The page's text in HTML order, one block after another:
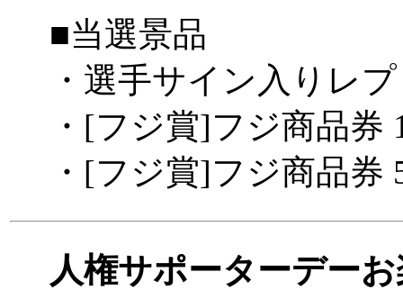
■当選景品
・選手サイン入りレ
・[フジ賞]フジ商品券
・[フジ賞]フジ商品券
人権サポーターデー